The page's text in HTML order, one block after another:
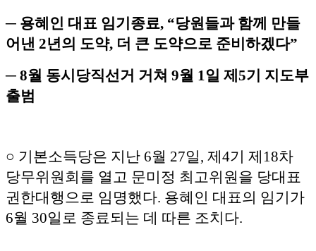
─ 용혜인 대표 임기종료, “당원들과 함께 만들
어낸 2년의 도약, 더 큰 도약으로 준비하겠다”
─ 8월 동시당직선거 거쳐 9월 1일 제5기 지도부
출범
○ 기본소득당은 지난 6월 27일, 제4기 제18차
당무위원회를 열고 문미정 최고위원을 당대표
권한대행으로 임명했다. 용혜인 대표의 임기가
6월 30일로 종료되는 데 따른 조치다.